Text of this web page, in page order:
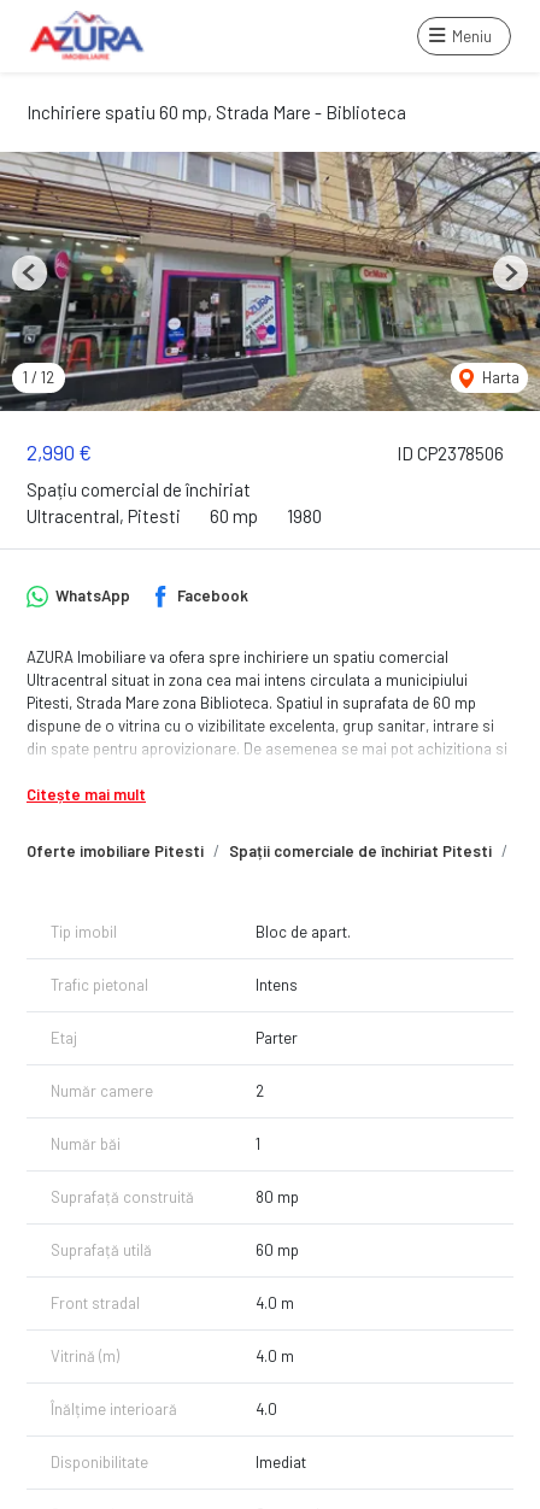
Meniu
Inchiriere spatiu 60 mp, Strada Mare - Biblioteca
ID CP2378506
2,990 €
Spațiu comercial de închiriat
Ultracentral, Pitesti
60 mp 1980
1 / 12 Harta
Previous Next
Oferte imobiliare Pitesti Spații comerciale de închiriat Pitesti
WhatsApp Facebook
AZURA Imobiliare va ofera spre inchiriere un spatiu comercial
Ultracentral situat in zona cea mai intens circulata a municipiului
Pitesti, Strada Mare zona Biblioteca. Spatiul in suprafata de 60 mp
dispune de o vitrina cu o vizibilitate excelenta, grup sanitar, intrare si
din spate pentru aprovizionare. De asemenea se mai pot achizitiona si
mp. Este liber, disponibil imediat.
Citește mai mult
Tip imobil Bloc de apart.
Trafic pietonal Intens
Etaj Parter
Număr camere 2
Număr băi 1
Suprafață construită 80 mp
Suprafață utilă 60 mp
Front stradal 4.0 m
Vitrină (m) 4.0 m
Înălțime interioară 4.0
Disponibilitate Imediat